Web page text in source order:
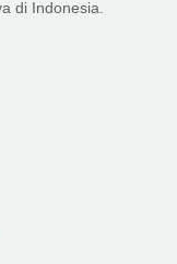
di Indonesia.